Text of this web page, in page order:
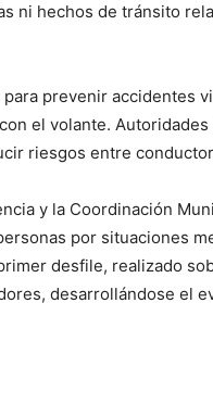
ni hechos de tránsito
prevenir accidentes
el volante.
riesgos entre
y la Coordinación
por situaciones
desfile, realizado
desarrollándose el